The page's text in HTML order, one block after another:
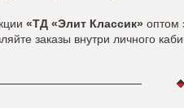
«ТД «Элит Классик» оптом
заказы внутри личного